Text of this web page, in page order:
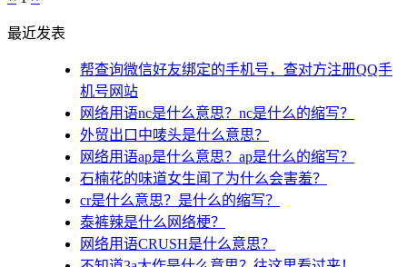
最近发表
帮查询微信好友绑定的手机号，查对方注册QQ手
机号网站
网络用语nc是什么意思？nc是什么的缩写？
外贸出口中唛头是什么意思？
网络用语ap是什么意思？ap是什么的缩写？
石楠花的味道女生闻了为什么会害羞？
cr是什么意思？是什么的缩写？
泰裤辣是什么网络梗？
网络用语CRUSH是什么意思？